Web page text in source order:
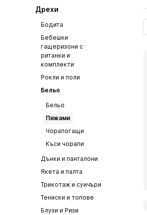
Дрехи
Бодита
Бебешки
гащеризони с
ританки и
комплекти
Рокли и поли
Бельо
Бельо
Пижами
Чорапогащи
Къси чорапи
Дънки и панталони
Якета и палта
Трикотаж и суичъри
Тениски и топове
Блузи и Ризи